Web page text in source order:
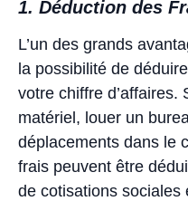
1. Déduction des
L’un des grands
la possibilité de
votre chiffre d’affaires.
matériel, louer un
déplacements dans le
frais peuvent être
de cotisations sociales